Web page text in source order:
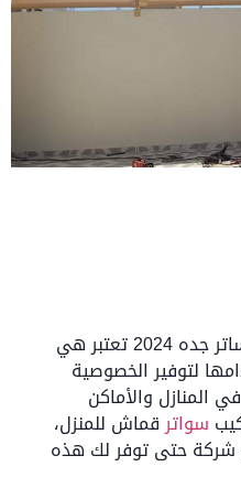
سواتر قماش للمنازل تركيب ساتر جده 2024 تعتبر هي
لتوفير الخصوصية
المنازل والأماكن
سواترقماش للمنزل،
شركة حتى توفر لك هذه